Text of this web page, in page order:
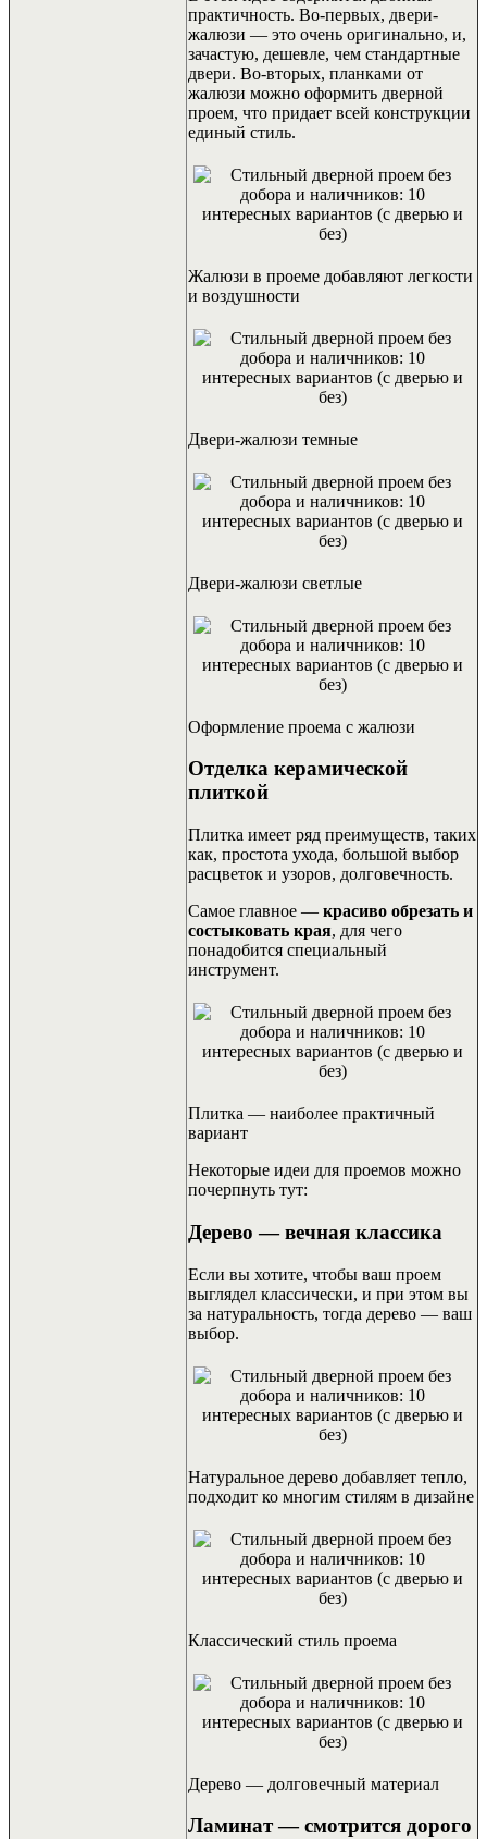
практичность. Во-первых, двери-
жалюзи — это очень оригинально, и,
зачастую, дешевле, чем стандартные
двери. Во-вторых, планками от
жалюзи можно оформить дверной
проем, что придает всей конструкции
единый стиль.
Жалюзи в проеме добавляют легкости
и воздушности
Двери-жалюзи темные
Двери-жалюзи светлые
Оформление проема с жалюзи
Отделка керамической
плиткой
Плитка имеет ряд преимуществ, таких
как, простота ухода, большой выбор
расцветок и узоров, долговечность.
Самое главное — красиво обрезать и
состыковать края, для чего
понадобится специальный
инструмент.
Плитка — наиболее практичный
вариант
Некоторые идеи для проемов можно
почерпнуть тут:
Дерево — вечная классика
Если вы хотите, чтобы ваш проем
выглядел классически, и при этом вы
за натуральность, тогда дерево — ваш
выбор.
Натуральное дерево добавляет тепло,
подходит ко многим стилям в дизайне
Классический стиль проема
Дерево — долговечный материал
Ламинат — смотрится дорого